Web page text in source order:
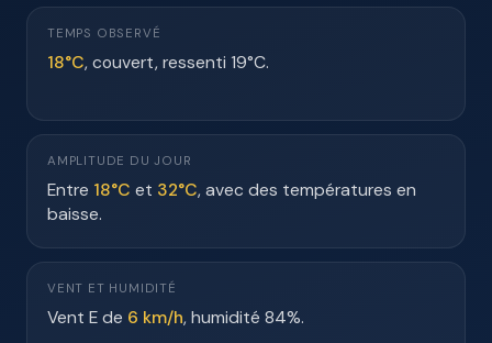
TEMPS OBSERVÉ
18°C, couvert, ressenti 19°C.
AMPLITUDE DU JOUR
Entre 18°C et 32°C, avec des températures en
baisse.
VENT ET HUMIDITÉ
Vent E de 6 km/h, humidité 84%.